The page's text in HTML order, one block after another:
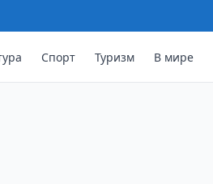
Спорт Туризм В мире